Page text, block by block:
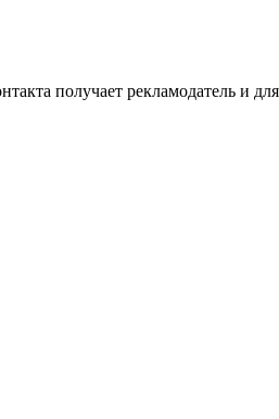
получает рекламодатель и